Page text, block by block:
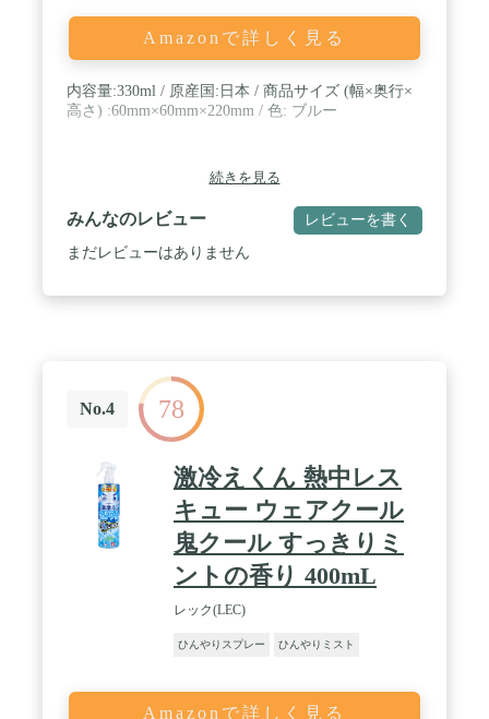
Amazonで詳しく見る
内容量:330ml / 原産国:日本 / 商品サイズ (幅×奥行×
高さ) :60mm×60mm×220mm / 色: ブルー
続きを見る
みんなのレビュー レビューを書く
まだレビューはありません
No.4 78
激冷えくん 熱中レス
キュー ウェアクール
鬼クール すっきりミ
ントの香り 400mL
レック(LEC)
ひんやりスプレー ひんやりミスト
Amazonで詳しく見る